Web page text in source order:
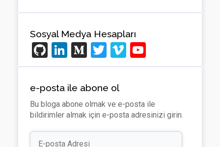
Sosyal Medya Hesapları
Gi
t
H
u
b
Li
n
ke
dI
n
M
e
di
u
m
T
wi
tt
er
Vi
m o
T
u
b
e-posta ile abone ol
Bu bloga abone olmak ve e-posta ile
bildirimler almak için e-posta adresinizi girin.
E-
posta